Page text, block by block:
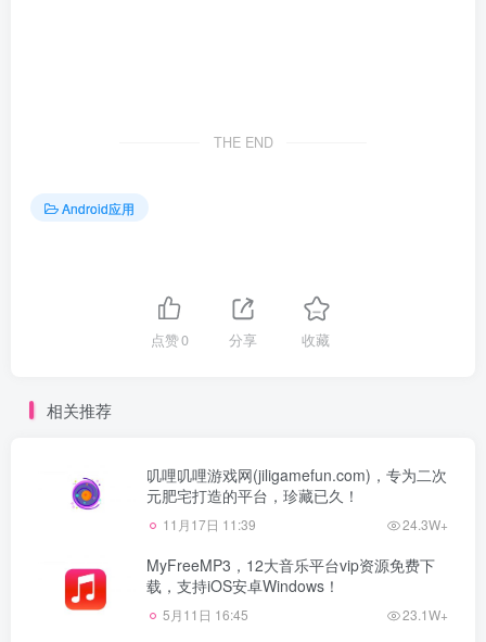
THE END
Android应用
点赞0 分享 收藏
相关推荐
叽哩叽哩游戏网(jiligamefun.com)，专为二次
元肥宅打造的平台，珍藏已久！
11月17日 11:39 24.3W+
MyFreeMP3，12大音乐平台vip资源免费下
载，支持iOS安卓Windows！
5月11日 16:45 23.1W+